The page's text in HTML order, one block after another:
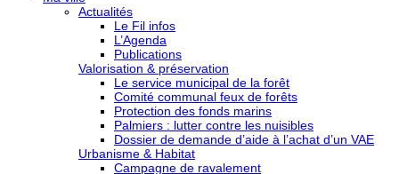
Actualités
Le Fil infos
L’Agenda
Publications
Valorisation & préservation
Le service municipal de la forêt
Comité communal feux de forêts
Protection des fonds marins
Palmiers : lutter contre les nuisibles
Dossier de demande d’aide à l’achat d’un VAE
Urbanisme & Habitat
Campagne de ravalement